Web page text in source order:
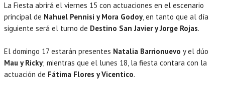
La Fiesta abrirá el viernes 15 con actuaciones en el escenario
principal de Nahuel Pennisi y Mora Godoy, en tanto que al día
siguiente será el turno de Destino San Javier y Jorge Rojas.
El domingo 17 estarán presentes Natalia Barrionuevo y el dúo
Mau y Ricky; mientras que el lunes 18, la fiesta contara con la
actuación de Fátima Flores y Vicentico.